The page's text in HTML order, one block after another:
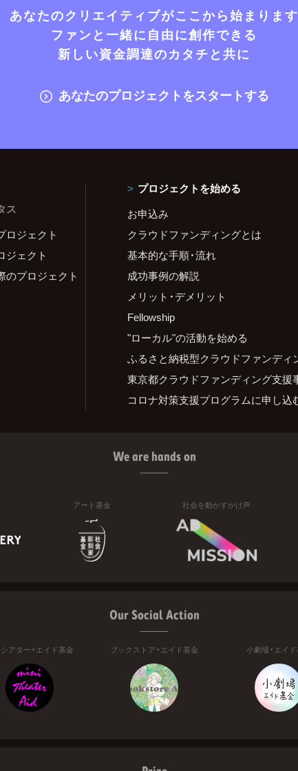
あなたのクリエイティブがここから始まります
ファンと一緒に自由に創作できる
新しい資金調達のカタチと共に
あなたのプロジェクトをスタートする
ス
ロジェクト
ジェクト
のプロジェクト
プロジェクトを始める
お申込み
クラウドファンディングとは
基本的な手順・流れ
成功事例の解説
メリット・デメリット
Fellowship
"ローカル"の活動を始める
ふるさと納税型クラウドファンディ
東京都クラウドファンディング支援
コロナ対策支援プログラムに申し込
We are hands on
アート基金 社会を動かすかけ声
Our Social Action
アター・エイド基金 ブックストア・エイド基金 小劇場・エイ